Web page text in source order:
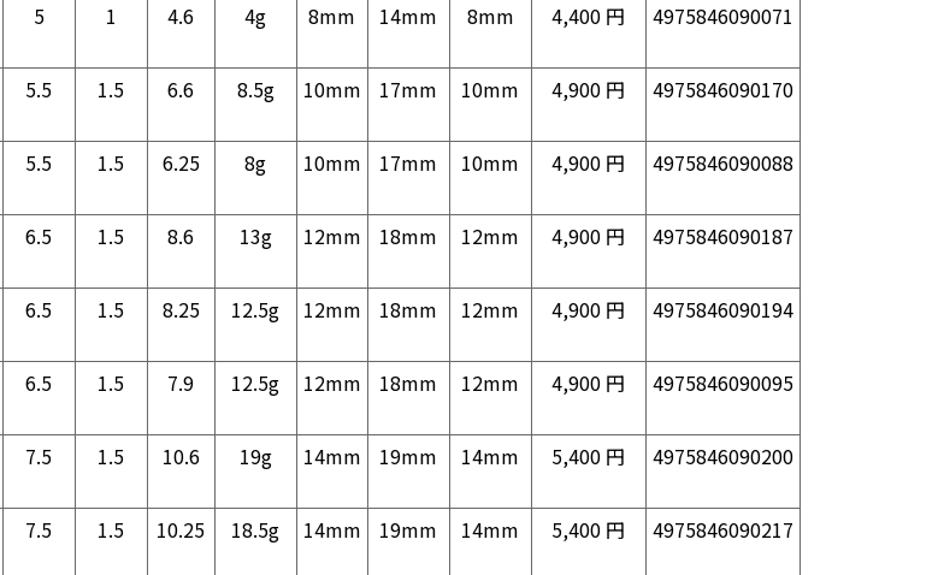
5 1 4.6 4g 8mm 14mm 8mm 4,400 円 4975846090071
5.5 1.5 6.6 8.5g 10mm 17mm 10mm 4,900 円 4975846090170
5.5 1.5 6.25 8g 10mm 17mm 10mm 4,900 円 4975846090088
6.5 1.5 8.6 13g 12mm 18mm 12mm 4,900 円 4975846090187
6.5 1.5 8.25 12.5g 12mm 18mm 12mm 4,900 円 4975846090194
6.5 1.5 7.9 12.5g 12mm 18mm 12mm 4,900 円 4975846090095
7.5 1.5 10.6 19g 14mm 19mm 14mm 5,400 円 4975846090200
7.5 1.5 10.25 18.5g 14mm 19mm 14mm 5,400 円 4975846090217